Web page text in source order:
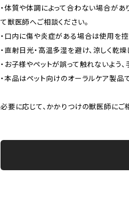
・体質や体調によって合わない場合があ
て獣医師へご相談ください。
・口内に傷や炎症がある場合は使用を控
・直射日光・高温多湿を避け、涼しく乾
・お子様やペットが誤って触れないよう
・本品はペット向けのオーラルケア製品
必要に応じて、かかりつけの獣医師にご